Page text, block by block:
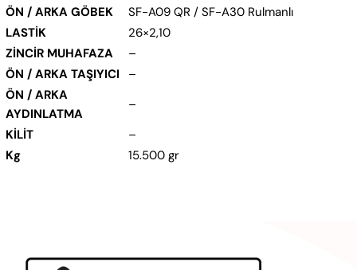
ÖN / ARKA GÖBEK
SF-A09 QR / SF-A30 Rulmanlı
LASTİK
26×2,10
ZİNCİR MUHAFAZA
–
ÖN / ARKA TAŞIYICI
–
ÖN / ARKA
AYDINLATMA
–
KİLİT
–
Kg
15.500 gr